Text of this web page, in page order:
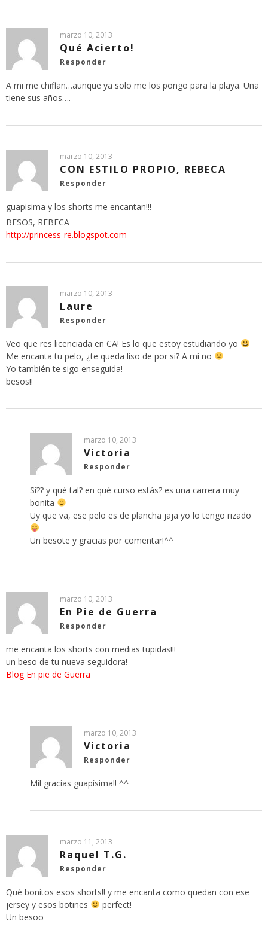
marzo 10, 2013
Qué Acierto!
Responder
A mi me chiflan…aunque ya solo me los pongo para la playa. Una
tiene sus años….
marzo 10, 2013
CON ESTILO PROPIO, REBECA
Responder
guapisima y los shorts me encantan!!!
BESOS, REBECA
http://princess-re.blogspot.com
marzo 10, 2013
Laure
Responder
Veo que res licenciada en CA! Es lo que estoy estudiando yo
Me encanta tu pelo, ¿te queda liso de por si? A mi no
Yo también te sigo enseguida!
besos!!
marzo 10, 2013
Victoria
Responder
Si?? y qué tal? en qué curso estás? es una carrera muy
bonita
Uy que va, ese pelo es de plancha jaja yo lo tengo rizado
Un besote y gracias por comentar!^^
marzo 10, 2013
En Pie de Guerra
Responder
me encanta los shorts con medias tupidas!!!
un beso de tu nueva seguidora!
Blog En pie de Guerra
marzo 10, 2013
Victoria
Responder
Mil gracias guapísima!! ^^
marzo 11, 2013
Raquel T.G.
Responder
Qué bonitos esos shorts!! y me encanta como quedan con ese
jersey y esos botines
perfect!
Un besoo